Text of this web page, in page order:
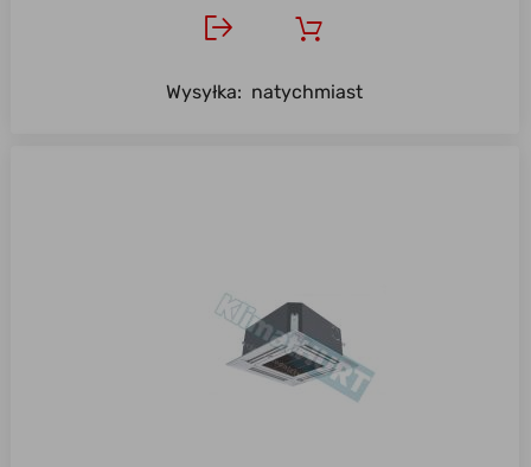
Wysyłka: natychmiast